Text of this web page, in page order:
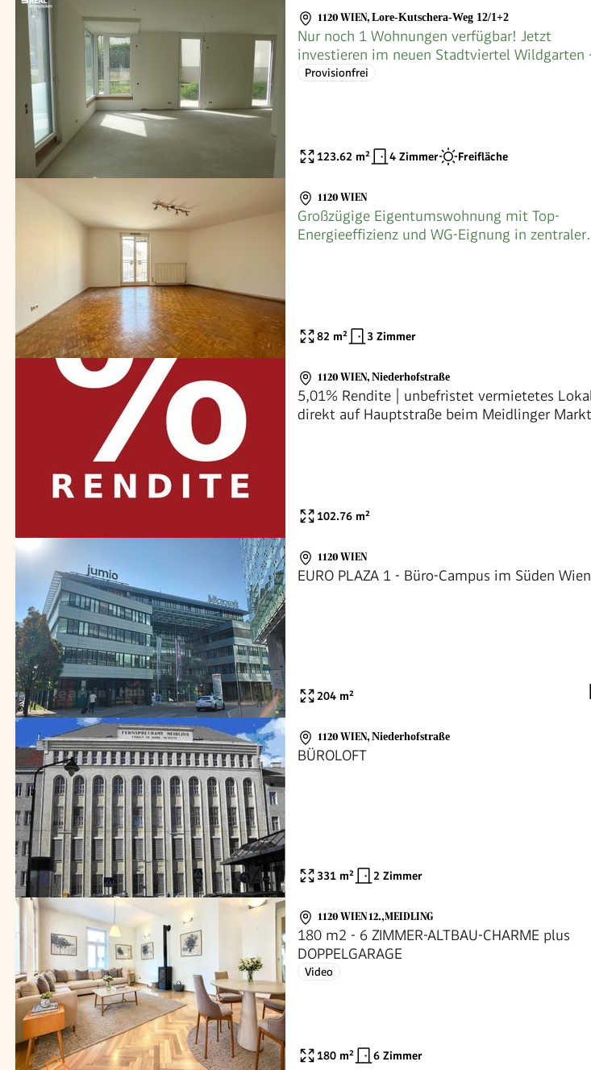
1120 WIEN, Lore-Kutschera-Weg 12/1+2
Nur noch 1 Wohnungen verfügbar! Jetzt
investieren im neuen Stadtviertel Wildgarten
Provisionsfrei!
Provisionfrei
123.62 m² 4 Zimmer Freifläche
1120 WIEN
Großzügige Eigentumswohnung mit Top-
Energieeffizienz und WG-Eignung in zentraler
82 m² 3 Zimmer
1120 WIEN, Niederhofstraße
5,01% Rendite | unbefristet vermietetes Lokal
direkt auf Hauptstraße beim Meidlinger Markt
102.76 m²
1120 WIEN
EURO PLAZA 1 - Büro-Campus im Süden
204 m²
1120 WIEN, Niederhofstraße
BÜROLOFT
331 m² 2 Zimmer
1120 WIEN 12.,MEIDLING
180 m2 - 6 ZIMMER-ALTBAU-CHARME plus
DOPPELGARAGE
Video
180 m² 6 Zimmer